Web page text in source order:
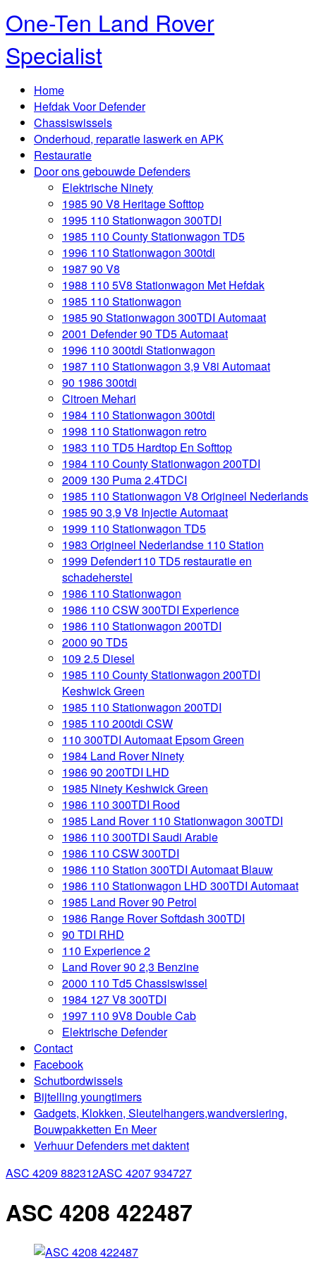
One-Ten Land Rover
Specialist
Home
Hefdak Voor Defender
Chassiswissels
Onderhoud, reparatie laswerk en APK
Restauratie
Door ons gebouwde Defenders
Elektrische Ninety
1985 90 V8 Heritage Softtop
1995 110 Stationwagon 300TDI
1985 110 County Stationwagon TD5
1996 110 Stationwagon 300tdi
1987 90 V8
1988 110 5V8 Stationwagon Met Hefdak
1985 110 Stationwagon
1985 90 Stationwagon 300TDI Automaat
2001 Defender 90 TD5 Automaat
1996 110 300tdi Stationwagon
1987 110 Stationwagon 3,9 V8i Automaat
90 1986 300tdi
Citroen Mehari
1984 110 Stationwagon 300tdi
1998 110 Stationwagon retro
1983 110 TD5 Hardtop En Softtop
1984 110 County Stationwagon 200TDI
2009 130 Puma 2.4TDCI
1985 110 Stationwagon V8 Origineel Nederlands
1985 90 3,9 V8 Injectie Automaat
1999 110 Stationwagon TD5
1983 Origineel Nederlandse 110 Station
1999 Defender110 TD5 restauratie en
schadeherstel
1986 110 Stationwagon
1986 110 CSW 300TDI Experience
1986 110 Stationwagon 200TDI
2000 90 TD5
109 2.5 Diesel
1985 110 County Stationwagon 200TDI
Keshwick Green
1985 110 Stationwagon 200TDI
1985 110 200tdi CSW
110 300TDI Automaat Epsom Green
1984 Land Rover Ninety
1986 90 200TDI LHD
1985 Ninety Keshwick Green
1986 110 300TDI Rood
1985 Land Rover 110 Stationwagon 300TDI
1986 110 300TDI Saudi Arabie
1986 110 CSW 300TDI
1986 110 Station 300TDI Automaat Blauw
1986 110 Stationwagon LHD 300TDI Automaat
1985 Land Rover 90 Petrol
1986 Range Rover Softdash 300TDI
90 TDI RHD
110 Experience 2
Land Rover 90 2,3 Benzine
2000 110 Td5 Chassiswissel
1984 127 V8 300TDI
1997 110 9V8 Double Cab
Elektrische Defender
Contact
Facebook
Schutbordwissels
Bijtelling youngtimers
Gadgets, Klokken, Sleutelhangers,wandversiering,
Bouwpakketten En Meer
Verhuur Defenders met daktent
ASC 4209 882312ASC 4207 934727
ASC 4208 422487